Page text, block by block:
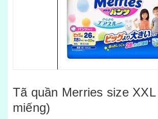
Tã quần Merries size XXL
miếng)